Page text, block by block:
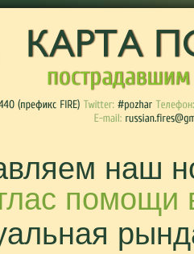
наш
помощи